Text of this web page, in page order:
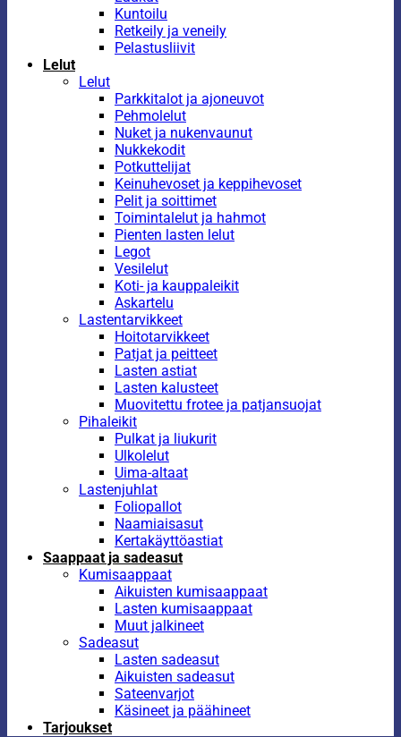
Kuntoilu
Retkeily ja veneily
Pelastusliivit
Lelut
Lelut
Parkkitalot ja ajoneuvot
Pehmolelut
Nuket ja nukenvaunut
Nukkekodit
Potkuttelijat
Keinuhevoset ja keppihevoset
Pelit ja soittimet
Toimintalelut ja hahmot
Pienten lasten lelut
Legot
Vesilelut
Koti- ja kauppaleikit
Askartelu
Lastentarvikkeet
Hoitotarvikkeet
Patjat ja peitteet
Lasten astiat
Lasten kalusteet
Muovitettu frotee ja patjansuojat
Pihaleikit
Pulkat ja liukurit
Ulkolelut
Uima-altaat
Lastenjuhlat
Foliopallot
Naamiaisasut
Kertakäyttöastiat
Saappaat ja sadeasut
Kumisaappaat
Aikuisten kumisaappaat
Lasten kumisaappaat
Muut jalkineet
Sadeasut
Lasten sadeasut
Aikuisten sadeasut
Sateenvarjot
Käsineet ja päähineet
Tarjoukset